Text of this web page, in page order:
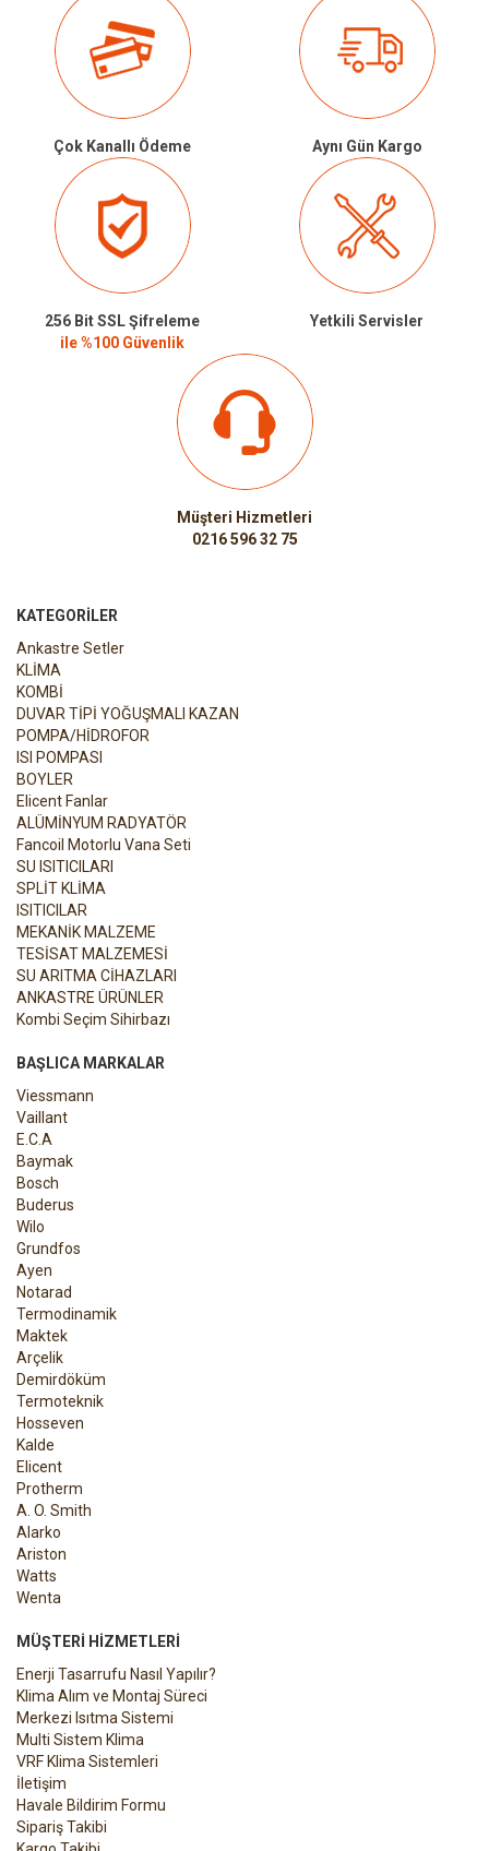
Çok Kanallı Ödeme Aynı Gün Kargo
256 Bit SSL Şifreleme
ile %100 Güvenlik
Yetkili Servisler
Müşteri Hizmetleri
0216 596 32 75
KATEGORILER
Ankastre Setler
KLİMA
KOMBİ
DUVAR TİPİ YOĞUŞMALI KAZAN
POMPA/HİDROFOR
ISI POMPASI
BOYLER
Elicent Fanlar
ALÜMİNYUM RADYATÖR
Fancoil Motorlu Vana Seti
SU ISITICILARI
SPLİT KLİMA
ISITICILAR
MEKANİK MALZEME
TESİSAT MALZEMESİ
SU ARITMA CİHAZLARI
ANKASTRE ÜRÜNLER
Kombi Seçim Sihirbazı
BAŞLICA MARKALAR
Viessmann
Vaillant
E.C.A
Baymak
Bosch
Buderus
Wilo
Grundfos
Ayen
Notarad
Termodinamik
Maktek
Arçelik
Demirdöküm
Termoteknik
Hosseven
Kalde
Elicent
Protherm
A. O. Smith
Alarko
Ariston
Watts
Wenta
MÜŞTERI HIZMETLERI
Enerji Tasarrufu Nasıl Yapılır?
Klima Alım ve Montaj Süreci
Merkezi Isıtma Sistemi
Multi Sistem Klima
VRF Klima Sistemleri
İletişim
Havale Bildirim Formu
Sipariş Takibi